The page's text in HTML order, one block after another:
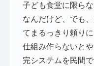
子ども食堂に限ら
なんだけど、でも
てまるっきり頼り
仕組み作らないと
完システムを民間